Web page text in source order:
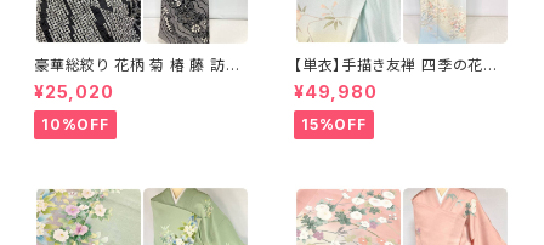
豪華総絞り 花柄 菊 椿 藤 訪問
着 鹿の子絞り ラメ 正絹 黒 白
グレー 1435
¥25,020
10%OFF
【単衣】手描き友禅 四季の花々
正絹 訪問着 水色 黄緑 白 パス
テルカラー 1431
¥49,980
15%OFF